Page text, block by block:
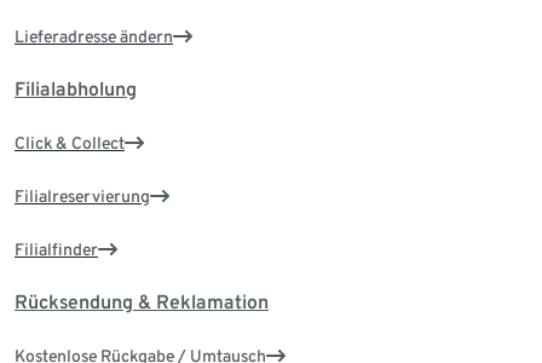
Lieferadresse ändern
Filialabholung
Click & Collect
Filialreservierung
Filialfinder
Rücksendung & Reklamation
Kostenlose Rückgabe / Umtausch